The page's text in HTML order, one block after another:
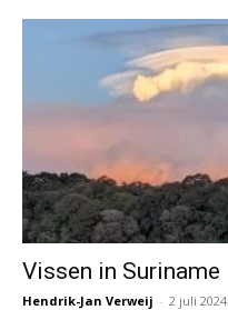
Vissen in Suriname
Hendrik-Jan Verweij - 2 juli 2024